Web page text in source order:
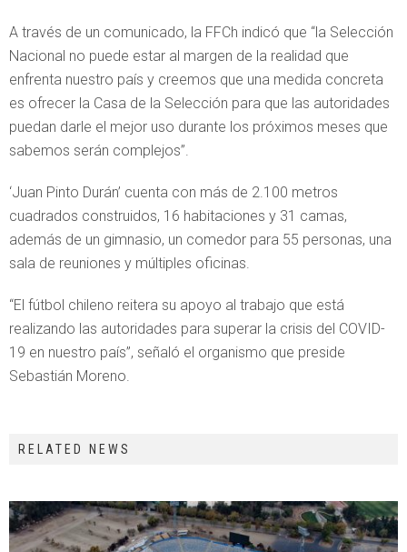
A través de un comunicado, la FFCh indicó que “la Selección
Nacional no puede estar al margen de la realidad que
enfrenta nuestro país y creemos que una medida concreta
es ofrecer la Casa de la Selección para que las autoridades
puedan darle el mejor uso durante los próximos meses que
sabemos serán complejos”.
‘Juan Pinto Durán’ cuenta con más de 2.100 metros
cuadrados construidos, 16 habitaciones y 31 camas,
además de un gimnasio, un comedor para 55 personas, una
sala de reuniones y múltiples oficinas.
“El fútbol chileno reitera su apoyo al trabajo que está
realizando las autoridades para superar la crisis del COVID-
19 en nuestro país”, señaló el organismo que preside
Sebastián Moreno.
RELATED NEWS